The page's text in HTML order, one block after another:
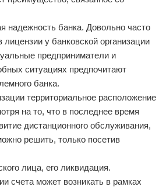
надежность банка. Довольно часто
у банковской организации
предприниматели и
ситуациях предпочитают
банка.
территориальное расположение
на то, что в последнее время
дистанционного обслуживания,
решить, только посетив
лица, его ликвидация.
счета может возникать в рамках